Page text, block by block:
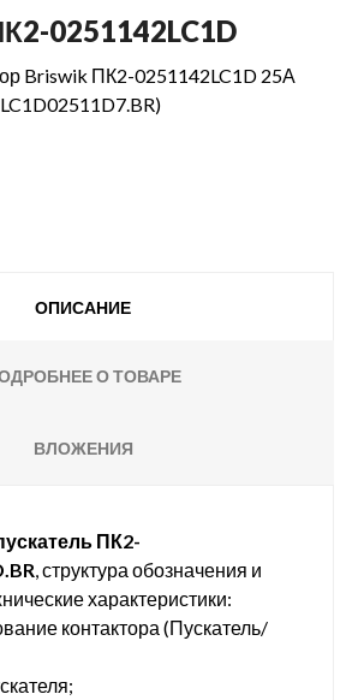
0251142LC1D
Briswik ПК2-0251142LC1D 25А
ОПИСАНИЕ
О ТОВАРЕ
ВЛОЖЕНИЯ
ПК2-
, структура обозначения и
характеристики:
контактора (Пускатель/